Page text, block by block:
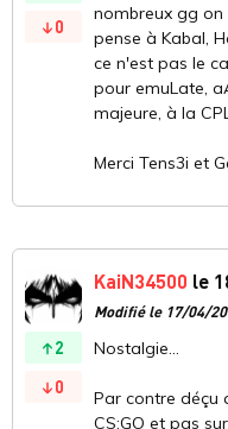
0
nombreux gg
pense à Kabal,
ce n'est pas le
pour emuLate,
majeure, à la
Merci Tens3i et
2
0
KaiN34500 le
Modifié le 17/04/
Nostalgie...
Par contre déçu
CS:GO et pas